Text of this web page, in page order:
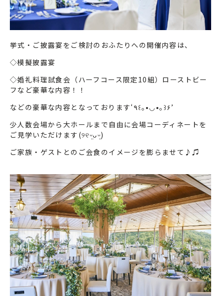
挙式・ご披露宴をご検討のおふたりへの開催内容は、
◇模擬披露宴
◇婚礼料理試食会（ハーフコース限定10組）ローストビー
フなど豪華な内容！！
などの豪華な内容となっております‘٩꒰｡•◡•｡꒱۶’
少人数会場から大ホールまで自由に会場コーディネートを
ご見学いただけます(୨୧ᵕ̤ᴗᵕ̤)
ご家族・ゲストとのご会食のイメージを膨らませて♪♫